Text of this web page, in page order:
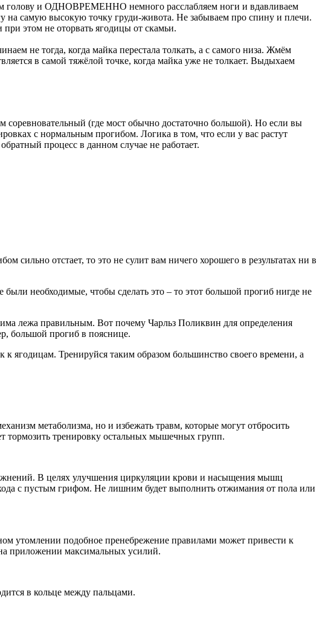
голову и ОДНОВРЕМЕННО немного расслабляем ноги и вдавливаем
на самую высокую точку груди-живота. Не забываем про спину и плечи.
этом не оторвать ягодицы от скамьи.
не тогда, когда майка перестала толкать, а с самого низа. Жмём
в самой тяжёлой точке, когда майка уже не толкает. Выдыхаем
(где мост обычно достаточно большой). Но если вы
с нормальным прогибом. Логика в том, что если у вас растут
процесс в данном случае не работает.
отстает, то это не сулит вам ничего хорошего в результатах ни в
необходимые, чтобы сделать это – то этот большой прогиб нигде не
лежа правильным. Вот почему Чарльз Поликвин для определения
большой прогиб в пояснице.
ягодицам. Тренируйся таким образом большинство своего времени, а
метаболизма, но и избежать травм, которые могут отбросить
тормозить тренировку остальных мышечных групп.
В целях улучшения циркуляции крови и насыщения мышц
с пустым грифом. Не лишним будет выполнить отжимания от пола или
утомлении подобное пренебрежение правилами может привести к
приложении максимальных усилий.
в кольце между пальцами.